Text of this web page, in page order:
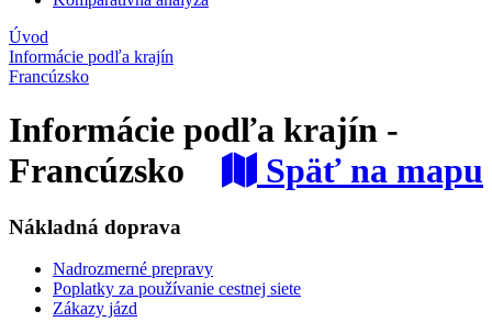
Úvod
Informácie podľa krajín
Francúzsko
Informácie podľa krajín -
Francúzsko
Späť na mapu
Nákladná doprava
Nadrozmerné prepravy
Poplatky za používanie cestnej siete
Zákazy jázd